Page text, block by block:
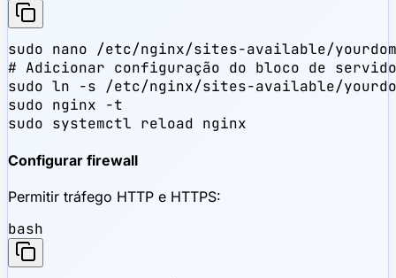
sudo nano /etc/nginx/sites-available/
# Adicionar configuração do bloco de
sudo ln -s /etc/nginx/sites-available/
sudo nginx -t
sudo systemctl reload nginx
Configurar firewall
Permitir tráfego HTTP e HTTPS:
bash